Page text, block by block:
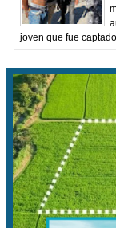
joven que fue captado